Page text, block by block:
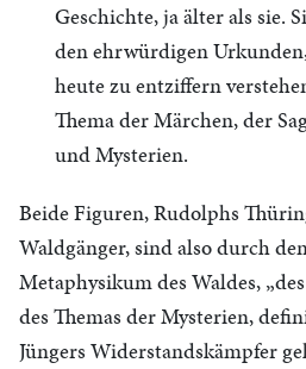
Geschichte, ja älter als sie.
den ehrwürdigen
heute zu entziffern
Thema der Märchen, der
und Mysterien.
Beide Figuren, Rudolphs
Waldgänger, sind also durch
Metaphysikum des Waldes,
des Themas der Mysterien,
Jüngers Widerstandskämpfer